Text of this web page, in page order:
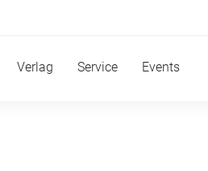
Verlag Service Events